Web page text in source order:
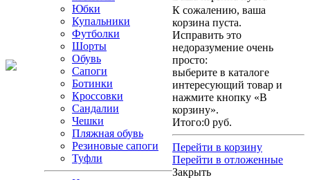
Юбки
Купальники
Футболки
Шорты
Обувь
Сапоги
Ботинки
Кроссовки
Сандалии
Чешки
Пляжная обувь
Резиновые сапоги
Туфли
К сожалению, ваша
корзина пуста.
Исправить это
недоразумение очень
просто:
выберите в каталоге
интересующий товар и
нажмите кнопку «В
корзину».
Итого:0 руб.
Перейти в корзину
Перейти в отложенные
Закрыть